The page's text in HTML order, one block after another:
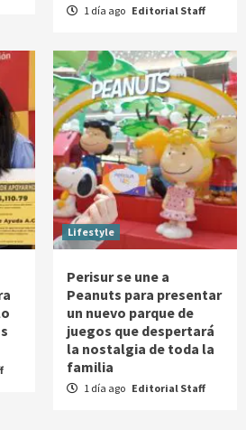
1 día ago Editorial Staff
Lifestyle
Perisur se une a
Peanuts para presentar
un nuevo parque de
juegos que despertará
la nostalgia de toda la
familia
1 día ago Editorial Staff